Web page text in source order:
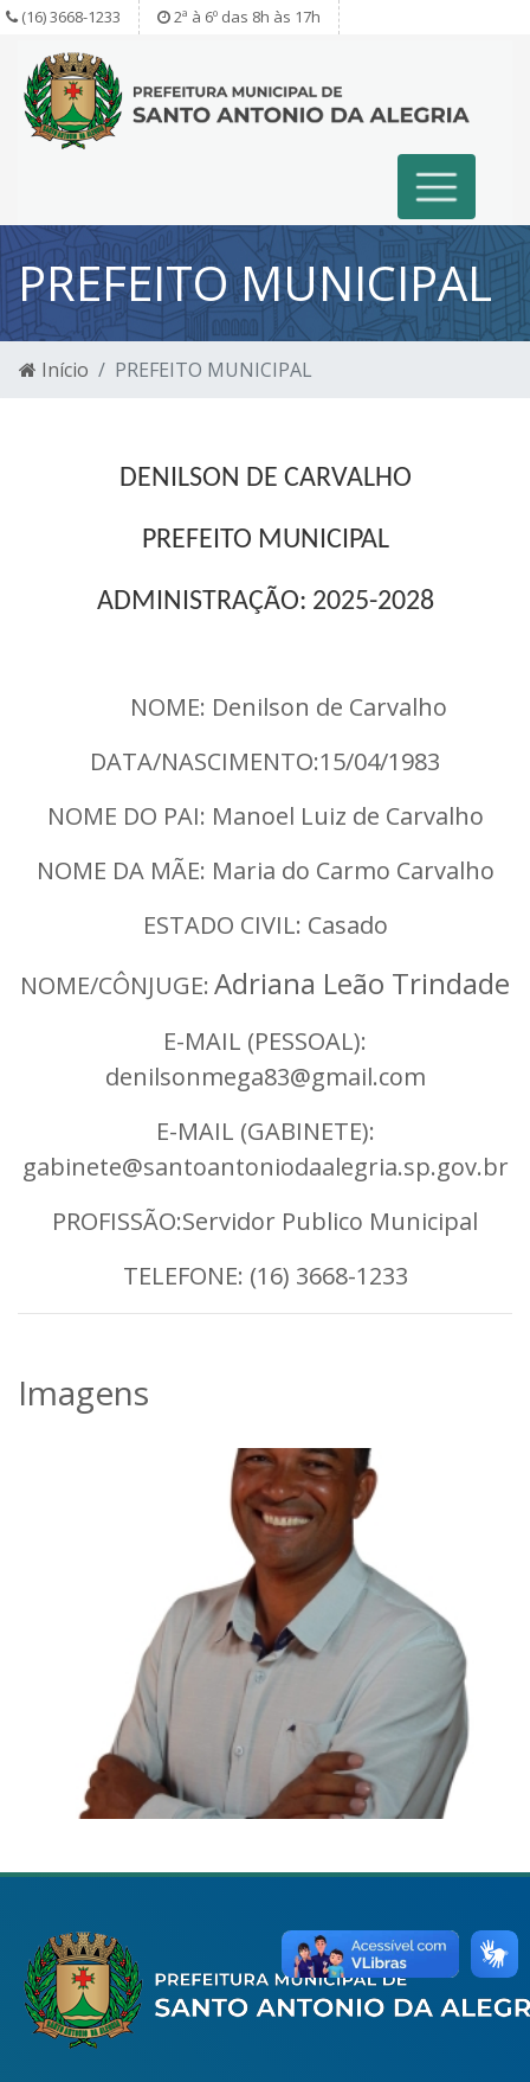
(16) 3668-1233 2ª à 6º das 8h às 17h
PREFEITO MUNICIPAL
Início PREFEITO MUNICIPAL
DENILSON DE CARVALHO
PREFEITO MUNICIPAL
ADMINISTRAÇÃO: 2025-2028
NOME: Denilson de Carvalho
DATA/NASCIMENTO:15/04/1983
NOME DO PAI: Manoel Luiz de Carvalho
NOME DA MÃE: Maria do Carmo Carvalho
ESTADO CIVIL: Casado
NOME/CÔNJUGE: Adriana Leão Trindade
E-MAIL (PESSOAL):
denilsonmega83@gmail.com
E-MAIL (GABINETE):
gabinete@santoantoniodaalegria.sp.gov.br
PROFISSÃO:Servidor Publico Municipal
TELEFONE: (16) 3668-1233
Imagens